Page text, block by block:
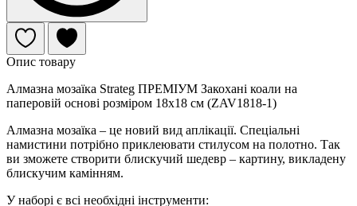
Опис товару
Алмазна мозаїка Strateg ПРЕМІУМ Закохані коали на
паперовій основі розміром 18х18 см (ZAV1818-1)
Алмазна мозаїка – це новий вид аплікації. Спеціальні
намистини потрібно приклеювати стилусом на полотно. Так
ви зможете створити блискучий шедевр – картину, викладену
блискучим камінням.
У наборі є всі необхідні інструменти: